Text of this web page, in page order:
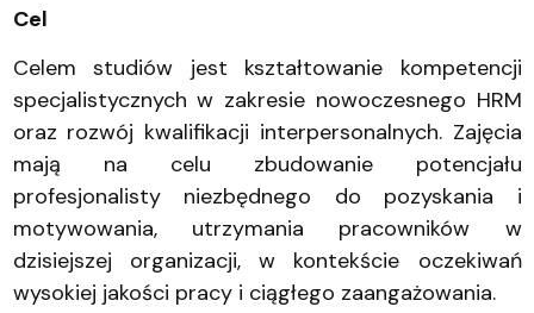
Cel
Celem studiów jest kształtowanie kompetencji
specjalistycznych w zakresie nowoczesnego HRM
oraz rozwój kwalifikacji interpersonalnych. Zajęcia
mają na celu zbudowanie potencjału
profesjonalisty niezbędnego do pozyskania i
motywowania, utrzymania pracowników w
dzisiejszej organizacji, w kontekście oczekiwań
wysokiej jakości pracy i ciągłego zaangażowania.